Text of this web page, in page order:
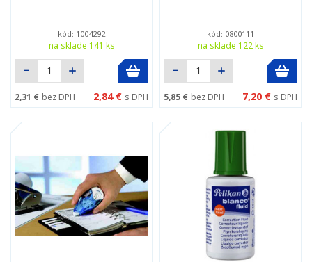
kód: 1004292
na sklade 141 ks
2,31 € bez DPH 2,84 € s DPH
kód: 0800111
na sklade 122 ks
5,85 € bez DPH 7,20 € s DPH